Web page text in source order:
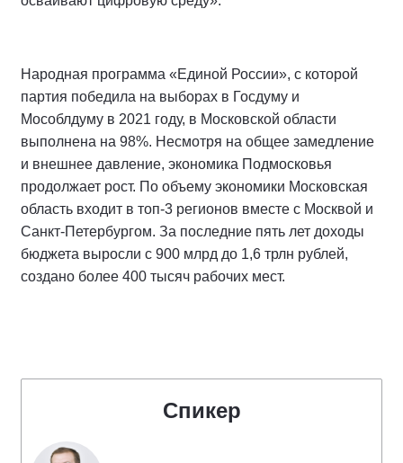
Народная программа «Единой России», с которой
партия победила на выборах в Госдуму и
Мособлдуму в 2021 году, в Московской области
выполнена на 98%. Несмотря на общее замедление
и внешнее давление, экономика Подмосковья
продолжает рост. По объему экономики Московская
область входит в топ-3 регионов вместе с Москвой и
Санкт-Петербургом. За последние пять лет доходы
бюджета выросли с 900 млрд до 1,6 трлн рублей,
создано более 400 тысяч рабочих мест.
Спикер